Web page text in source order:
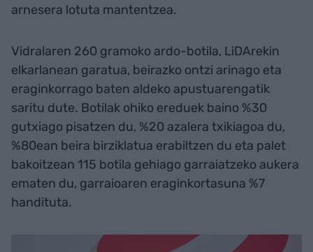
arnesera lotuta mantentzea.
Vidralaren 260 gramoko ardo-botila, LiDArekin
elkarlanean garatua, beirazko ontzi arinago eta
eraginkorrago baten aldeko apustuarengatik
saritu dute. Botilak ohiko ereduek baino %30
gutxiago pisatzen du, %20 azalera txikiagoa du,
%80ean beira birziklatua erabiltzen du eta palet
bakoitzean 115 botila gehiago garraiatzeko aukera
ematen du, garraioaren eraginkortasuna %7
handituta.